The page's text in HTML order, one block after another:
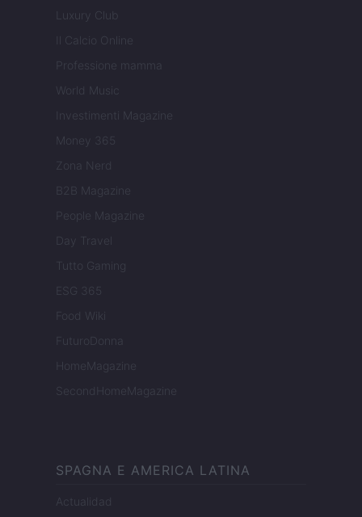
Luxury Club
Il Calcio Online
Professione mamma
World Music
Investimenti Magazine
Money 365
Zona Nerd
B2B Magazine
People Magazine
Day Travel
Tutto Gaming
ESG 365
Food Wiki
FuturoDonna
HomeMagazine
SecondHomeMagazine
SPAGNA E AMERICA LATINA
Actualidad